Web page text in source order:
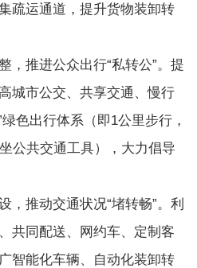
疏运通道，提升货物装卸转
，推进公众出行“私转公”。提
城市公交、共享交通、慢行
色出行体系（即1公里步行，
公共交通工具），大力倡导
，推动交通状况“堵转畅”。利
共同配送、网约车、定制客
智能化车辆、自动化装卸转